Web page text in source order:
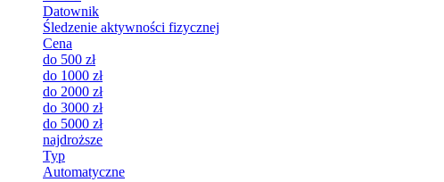
Datownik
Śledzenie aktywności fizycznej
Cena
do 500 zł
do 1000 zł
do 2000 zł
do 3000 zł
do 5000 zł
najdroższe
Typ
Automatyczne